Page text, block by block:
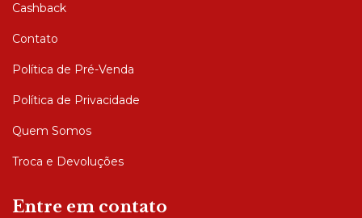
Cashback
Contato
Política de Pré-Venda
Política de Privacidade
Quem Somos
Troca e Devoluções
Entre em contato